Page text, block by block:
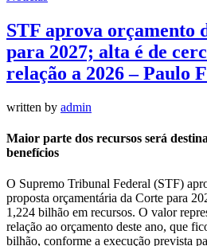
STF aprova orçamento
para 2027; alta é de
relação a 2026 – Paulo
written by admin
Maior parte dos recursos será
benefícios
O Supremo Tribunal Federal (STF)
proposta orçamentária da Corte para
1,224 bilhão em recursos. O valor
relação ao orçamento deste ano, que
bilhão, conforme a execução prevista